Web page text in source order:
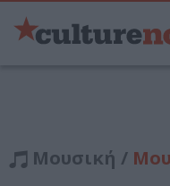
Μουσική /